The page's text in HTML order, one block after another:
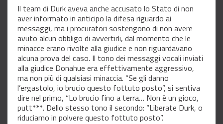
Il team di Durk aveva anche accusato lo Stato di non
aver informato in anticipo la difesa riguardo ai
messaggi, ma i procuratori sostengono di non avere
avuto alcun obbligo di avvertirli, dal momento che le
minacce erano rivolte alla giudice e non riguardavano
alcuna prova del caso. Il tono dei messaggi vocali inviati
alla giudice Donahue era effettivamente aggressivo,
ma non più di qualsiasi minaccia. “Se gli danno
l’ergastolo, io brucio questo fottuto posto”, si sentiva
dire nel primo, “Lo brucio fino a terra… Non è un gioco,
putt***. Dello stesso tono il secondo: “Liberate Durk, o
riduciamo in polvere questo fottuto posto”.